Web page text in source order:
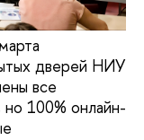
дверей НИУ
все
но 100% онлайн-